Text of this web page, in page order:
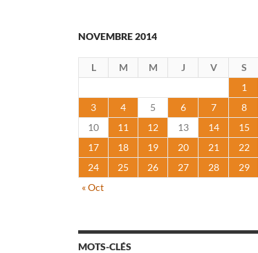
NOVEMBRE 2014
L M M J V S
1
3
4 5 6 7 8
10
11 12 13 14 15
17
18 19 20 21 22
24
25 26 27 28 29
« Oct
MOTS-CLÉS